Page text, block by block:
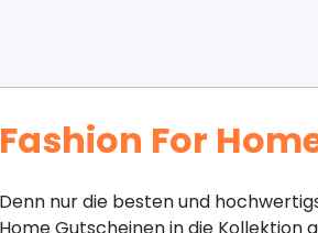
Fashion For
Denn nur die besten und